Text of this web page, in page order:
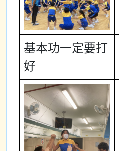
基本功一定要打
好